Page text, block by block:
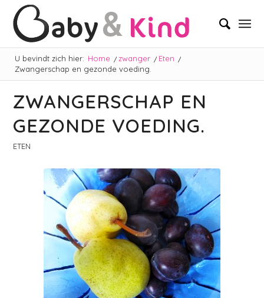
U bevindt zich hier: Home / zwanger / Eten /
Zwangerschap en gezonde voeding.
ZWANGERSCHAP EN
GEZONDE VOEDING.
ETEN